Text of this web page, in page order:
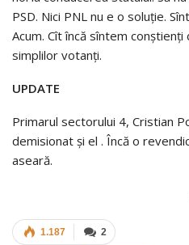
PSD. Nici PNL nu e o soluţie.
Acum. Cît încă sîntem
simplilor votanţi.
UPDATE
Primarul sectorului 4, Cristian
demisionat şi el . Încă o
aseară.
2
1.187